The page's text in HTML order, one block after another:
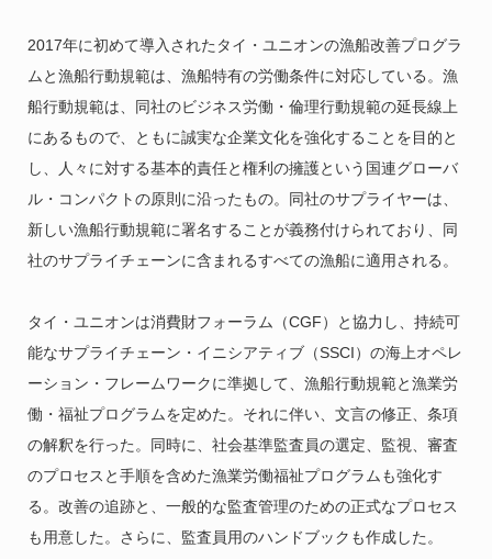
2017年に初めて導入されたタイ・ユニオンの漁船改善プログラ
ムと漁船行動規範は、漁船特有の労働条件に対応している。漁
船行動規範は、同社のビジネス労働・倫理行動規範の延長線上
にあるもので、ともに誠実な企業文化を強化することを目的と
し、人々に対する基本的責任と権利の擁護という国連グローバ
ル・コンパクトの原則に沿ったもの。同社のサプライヤーは、
新しい漁船行動規範に署名することが義務付けられており、同
社のサプライチェーンに含まれるすべての漁船に適用される。
タイ・ユニオンは消費財フォーラム（CGF）と協力し、持続可
能なサプライチェーン・イニシアティブ（SSCI）の海上オペレ
ーション・フレームワークに準拠して、漁船行動規範と漁業労
働・福祉プログラムを定めた。それに伴い、文言の修正、条項
の解釈を行った。同時に、社会基準監査員の選定、監視、審査
のプロセスと手順を含めた漁業労働福祉プログラムも強化す
る。改善の追跡と、一般的な監査管理のための正式なプロセス
も用意した。さらに、監査員用のハンドブックも作成した。